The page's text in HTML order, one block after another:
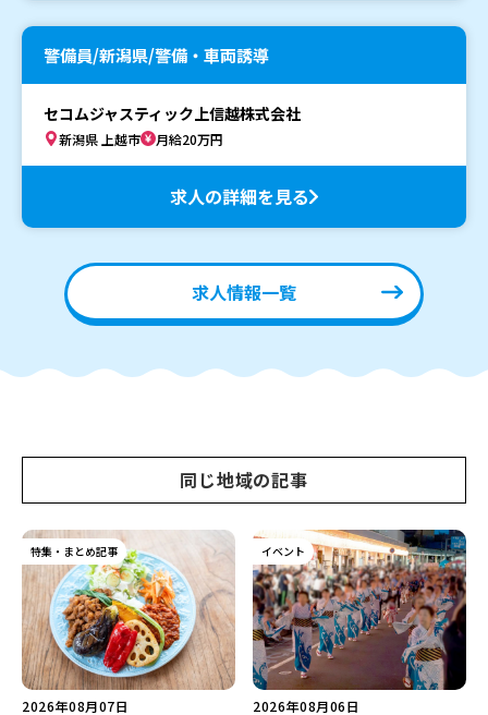
警備員/新潟県/警備・車両誘導
セコムジャスティック上信越株式会社
新潟県 上越市 月給20万円
求人の詳細を見る
求人情報一覧
同じ地域の記事
特集・まとめ記事
2026年08月07日
イベント
2026年08月06日